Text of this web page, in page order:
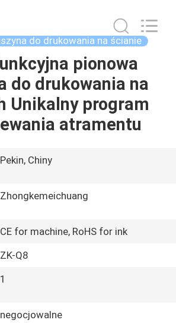
do drukowania na ścianie
pionowa
do drukowania na
Unikalny program
atramentu
Pekin, Chiny
Zhongkemeichuang
CE for machine, RoHS for ink
ZK-Q8
1
negocjowalne